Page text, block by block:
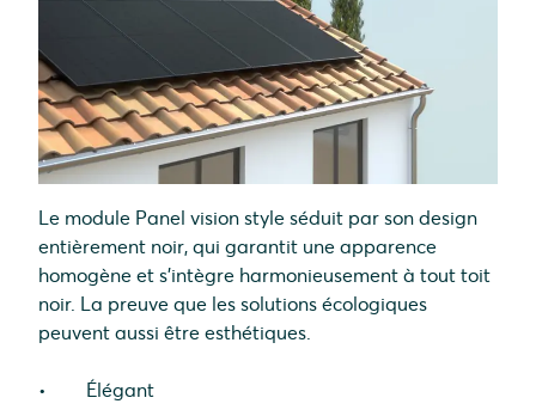
Le module Panel vision style séduit par son design
entièrement noir, qui garantit une apparence
homogène et s'intègre harmonieusement à tout toit
noir. La preuve que les solutions écologiques
peuvent aussi être esthétiques.
Élégant